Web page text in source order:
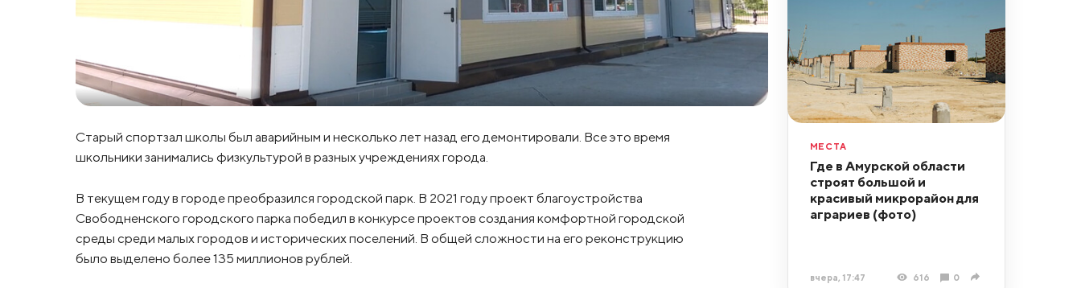
Старый спортзал школы был аварийным и несколько лет назад его демонтировали. Все это время
школьники занимались физкультурой в разных учреждениях города.
В текущем году в городе преобразился городской парк. В 2021 году проект благоустройства
Свободненского городского парка победил в конкурсе проектов создания комфортной городской
среды среди малых городов и исторических поселений. В общей сложности на его реконструкцию
было выделено более 135 миллионов рублей.
МЕСТА
Где в Амурской области
строят большой и
красивый микрорайон для
аграриев (фото)
вчера, 17:47 616 0